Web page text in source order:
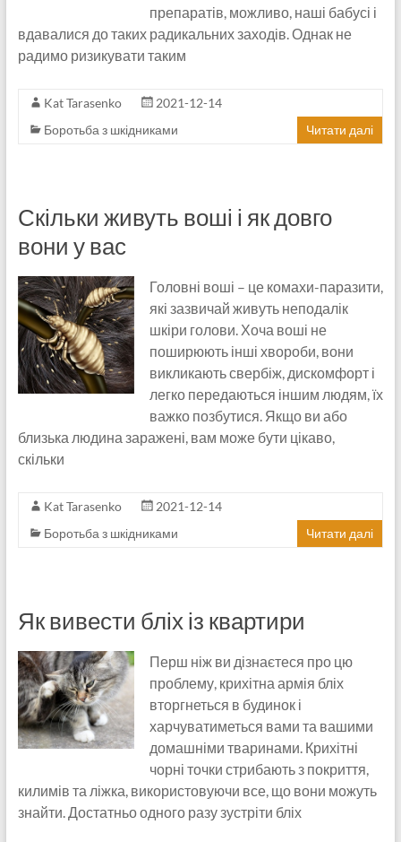
препаратів, можливо, наші бабусі і
вдавалися до таких радикальних заходів. Однак не
радимо ризикувати таким
Kat Tarasenko
2021-12-14
Боротьба з шкідниками
Читати далі
Скільки живуть воші і як довго
вони у вас
Головні воші – це комахи-паразити,
які зазвичай живуть неподалік
шкіри голови. Хоча воші не
поширюють інші хвороби, вони
викликають свербіж, дискомфорт і
легко передаються іншим людям, їх
важко позбутися. Якщо ви або
близька людина заражені, вам може бути цікаво,
скільки
Kat Tarasenko
2021-12-14
Боротьба з шкідниками
Читати далі
Як вивести бліх із квартири
Перш ніж ви дізнаєтеся про цю
проблему, крихітна армія бліх
вторгнеться в будинок і
харчуватиметься вами та вашими
домашніми тваринами. Крихітні
чорні точки стрибають з покриття,
килимів та ліжка, використовуючи все, що вони можуть
знайти. Достатньо одного разу зустріти бліх